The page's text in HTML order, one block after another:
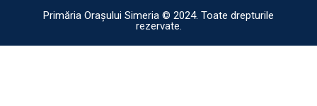
Primăria Orașului Simeria © 2024. Toate drepturile
rezervate.